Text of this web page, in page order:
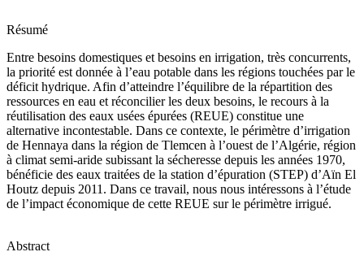
Résumé
Entre besoins domestiques et besoins en irrigation, très concurrents,
la priorité est donnée à l’eau potable dans les régions touchées par le
déficit hydrique. Afin d’atteindre l’équilibre de la répartition des
ressources en eau et réconcilier les deux besoins, le recours à la
réutilisation des eaux usées épurées (REUE) constitue une
alternative incontestable. Dans ce contexte, le périmètre d’irrigation
de Hennaya dans la région de Tlemcen à l’ouest de l’Algérie, région
à climat semi-aride subissant la sécheresse depuis les années 1970,
bénéficie des eaux traitées de la station d’épuration (STEP) d’Aïn El
Houtz depuis 2011. Dans ce travail, nous nous intéressons à l’étude
de l’impact économique de cette REUE sur le périmètre irrigué.
Abstract